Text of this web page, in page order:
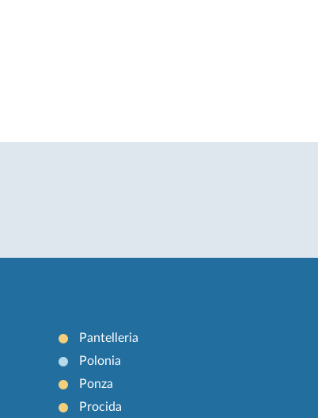
Pantelleria
Polonia
Ponza
Procida